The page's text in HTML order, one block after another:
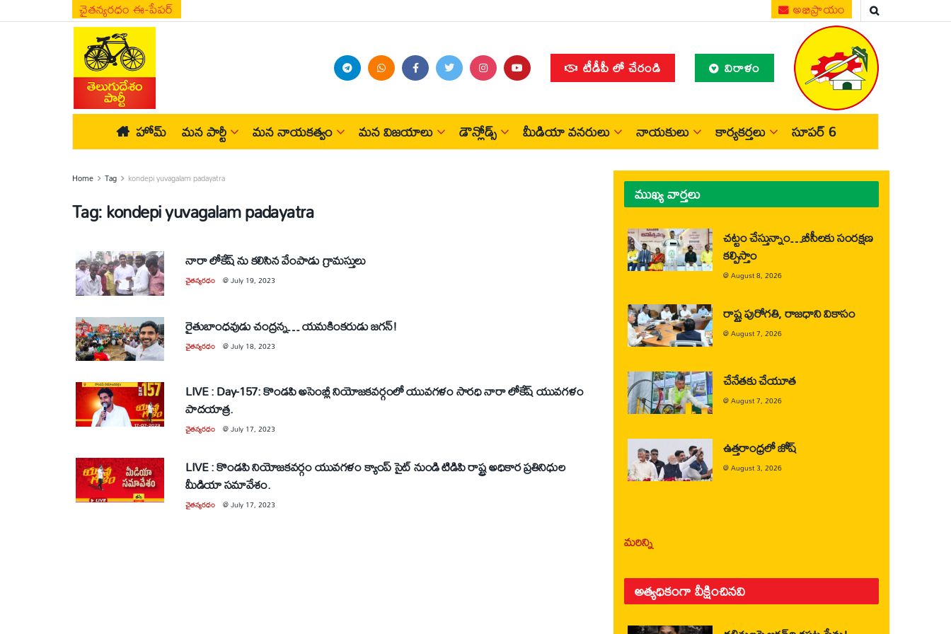
చైతన్యరధం ఈ-పేపర్ అభిప్రాయం
టీడీపీ లో చేరండి విరాళం
హోమ్ మన పార్టీ మన నాయకత్వం మన విజయాలు డౌన్లోడ్స్ మీడియా వనరులు నాయకులు కార్యకర్తలు సూపర్ 6
Home Tag kondepi yuvagalam padayatra
Tag:kondepi yuvagalam padayatra
నారా లోకేష్ ను కలిసిన వేంపాడు గ్రామస్తులు
చైతన్యరధం @July 19, 2023
రైతుబాంధవుడు చంద్రన్న… యమకింకరుడు జగన్!
చైతన్యరధం @July 18, 2023
LIVE : Day-157: కొండపి అసెంబ్లీ నియోజకవర్గంలో యువగళం సారధి నారా లోకేష్ యువ‌గ‌ళం
పాద‌యాత్ర.
చైతన్యరధం @July 17, 2023
LIVE : కొండపి నియోజకవర్గం యువగళం క్యాంప్ సైట్ నుండి టిడిపి రాష్ట్ర అధికార ప్రతినిధుల
మీడియా సమావేశం.
చైతన్యరధం @July 17, 2023
ముఖ్య వార్తలు
చట్టం చేస్తున్నాం…బీసీలకు సంరక్షణ
కల్పిస్తాం
@August 8, 2026
రాష్ట్ర పురోగతి, రాజధాని వికాసం
@August 7, 2026
చేనేతకు చేయూత
@August 7, 2026
ఉత్తరాంధ్రలో జోష్
@August 3, 2026
మరిన్ని
అత్యధికంగా వీక్షించినవి